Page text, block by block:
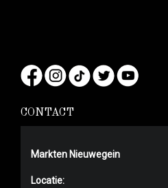
CONTACT
Markten Nieuwegein
Locatie: